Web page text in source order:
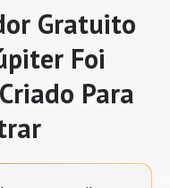
Gratuito
Foi
Para